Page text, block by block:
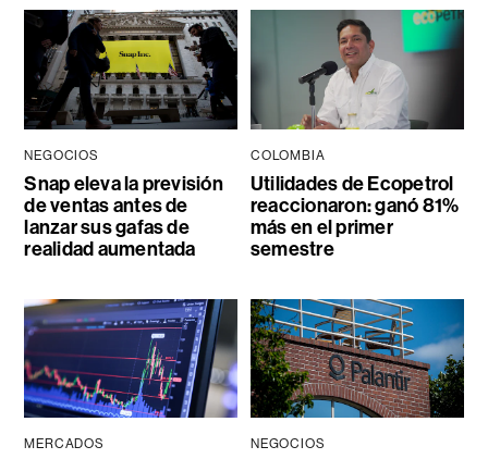
NEGOCIOS
Snap eleva la previsión
de ventas antes de
lanzar sus gafas de
realidad aumentada
COLOMBIA
Utilidades de Ecopetrol
reaccionaron: ganó 81%
más en el primer
semestre
MERCADOS NEGOCIOS